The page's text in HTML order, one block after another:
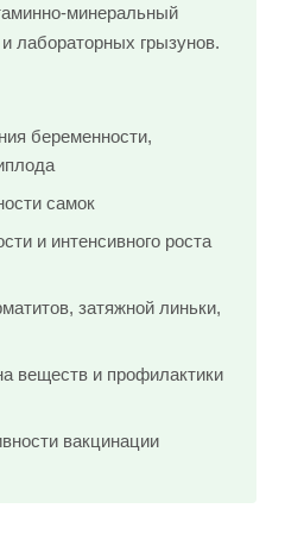
минеральный
лабораторных грызунов.
беременности,
самок
и интенсивного роста
затяжной линьки,
веществ и профилактики
вакцинации